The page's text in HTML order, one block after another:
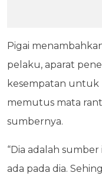
Pigai
pelaku, aparat
kesempatan untuk
memutus mata
sumbernya.
“Dia adalah
ada pada dia.